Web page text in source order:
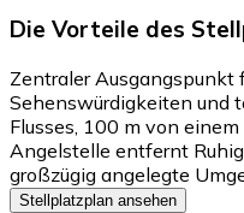
Die Vorteile des
Zentraler Ausgangspunkt
Sehenswürdigkeiten und
Flusses, 100 m von
Angelstelle entfernt
großzügig angelegte
Stellplatzplan ansehen